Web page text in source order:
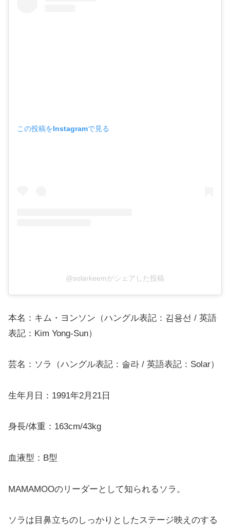
この投稿をInstagramで見る
@solarkeemがシェアした投稿
本名：キム・ヨンソン（ハングル表記：김용선 / 英語
表記：Kim Yong-Sun）
芸名：ソラ（ハングル表記：솔라 / 英語表記：Solar）
生年月日：1991年2月21日
身長/体重：163cm/43kg
血液型：B型
MAMAMOOのリーダーとして知られるソラ。
ソラは目鼻立ちのしっかりとしたステージ映えのする